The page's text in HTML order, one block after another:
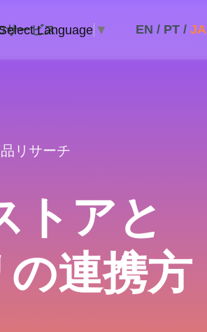
サービス EN / PT / JA
リサーチ
トアと
連携方
Language ▼